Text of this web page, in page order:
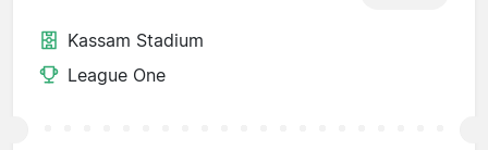
Kassam Stadium
League One